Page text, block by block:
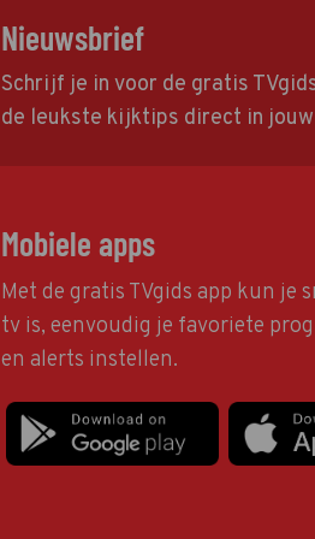
Nieuwsbrief
Schrijf je in voor de gratis
de leukste kijktips direct in
Mobiele apps
Met de gratis TVgids app kun je
tv is, eenvoudig je favoriete
en alerts instellen.